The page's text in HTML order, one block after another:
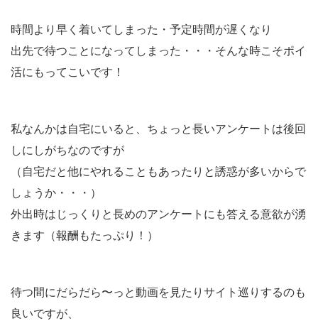
時間より早く着いてしまった・予定時間が遅くなり
出先で待つことになってしまった・・・ そんな時こそポイ
活にもってこいです！
私なんかは自宅にいると、ちょっと長いアンケートは後回
しにしがちなのですが
（自宅だと他にやれることもあったりと誘惑が多いからで
しょうか・・・）
外出時はじっくりと長めのアンケートにも答える意欲が湧
きます（報酬もたっぷり！）
待つ間にだらだら〜っと動画を見たりサイト巡りするのも
良いですが、